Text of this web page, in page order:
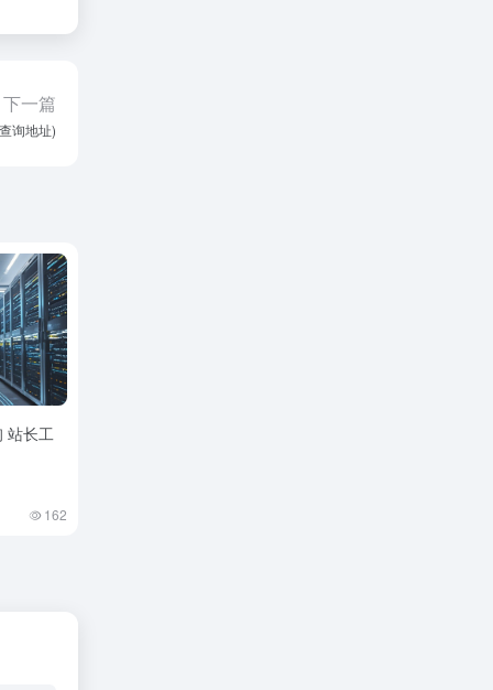
下一篇
询地址)
站长工
162